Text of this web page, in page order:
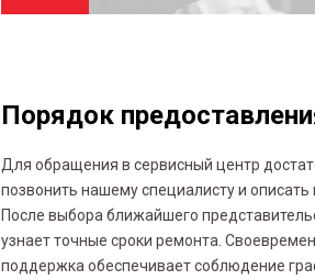
Порядок
Для обращения в сервисный центр
позвонить нашему специалисту и описать
После выбора ближайшего
узнает точные сроки ремонта.
поддержка обеспечивает соблюдение